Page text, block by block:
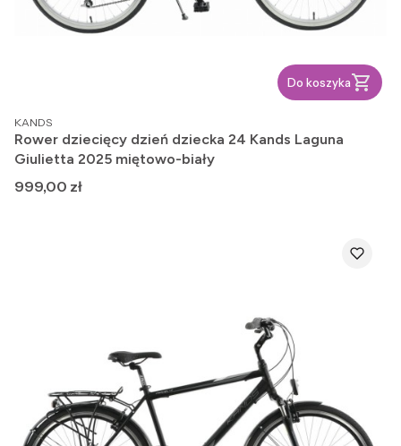
Do koszyka
PRODUCENT
KANDS
Rower dziecięcy dzień dziecka 24 Kands Laguna
Giulietta 2025 miętowo-biały
Cena
999,00 zł